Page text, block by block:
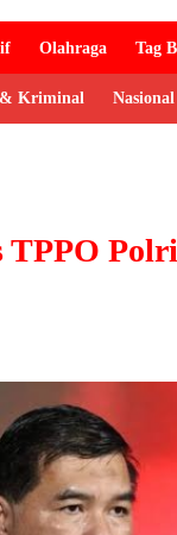
Olahraga Tag
Kriminal Nasional
TPPO